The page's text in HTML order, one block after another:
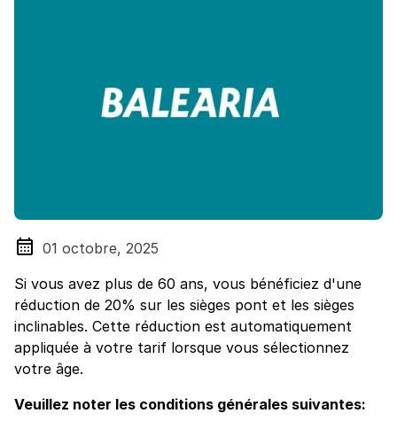
01 octobre, 2025
Si vous avez plus de 60 ans, vous bénéficiez d'une
réduction de 20% sur les sièges pont et les sièges
inclinables. Cette réduction est automatiquement
appliquée à votre tarif lorsque vous sélectionnez
votre âge.
Veuillez noter les conditions générales suivantes: